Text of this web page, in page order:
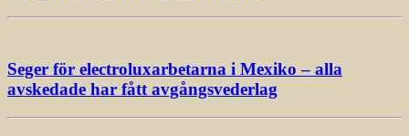
Seger för electroluxarbetarna i Mexiko – alla
avskedade har fått avgångsvederlag